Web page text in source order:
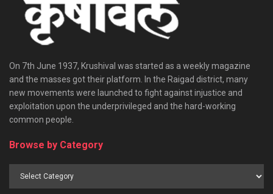
On 7th June 1937, Krushival was started as a weekly magazine
and the masses got their platform. In the Raigad district, many
new movements were launched to fight against injustice and
exploitation upon the underprivileged and the hard-working
common people.
Browse by Category